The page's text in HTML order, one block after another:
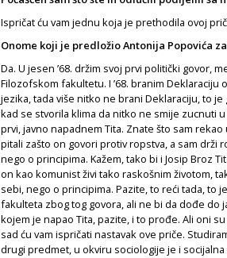
Ispričat ću vam jednu koja je prethodila ovoj
Onome koji je predložio Antonija Popovića
Da. U jesen ’68. držim svoj prvi politički govor,
Filozofskom fakultetu. I ’68. branim
jezika, tada više nitko ne brani Deklaraciju, to
kad se stvorila klima da nitko ne smije zucnuti
prvi, javno napadnem Tita. Znate što sam
pitali zašto on govori protiv ropstva, a sam drži
nego o principima. Kažem, tako bi i Josip Broz
on kao komunist živi tako raskošnim životom,
sebi, nego o principima. Pazite, to reći tada, to
fakulteta zbog tog govora, ali ne bi da dođe
kojem je napao Tita, pazite, i to prođe. Ali oni
sad ću vam ispričati nastavak ove priče.
drugi predmet, u okviru sociologije je i